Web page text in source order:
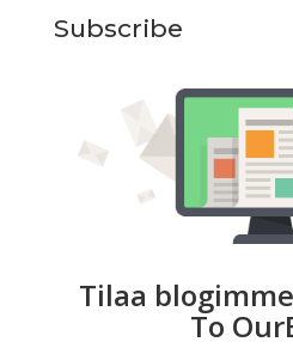
Subscribe
Tilaa
To